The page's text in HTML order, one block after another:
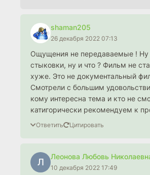
shaman205
26 декабря 2022 07:13
Ощущения не передаваемые ! Ну
стыковки, ну и что ? Фильм не
хуже. Это не документальный
Смотрели с большим
кому интересна тема и кто не
катигорически рекомендуем к
Ответить Цитировать
Л
Леонова Любовь
10 декабря 2022 17:49